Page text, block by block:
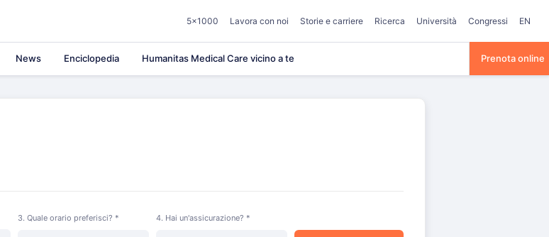
5×1000 Lavora con noi Storie e carriere Ricerca Università Congressi EN
News Enciclopedia Humanitas Medical Care vicino a te Prenota online
3. Quale orario preferisci? * 4. Hai un'assicurazione? *